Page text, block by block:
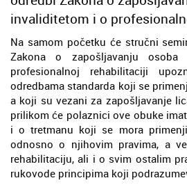
invaliditetom i o
Na samom početku će stručni
Zakona o zapošljavanju
profesionalnoj rehabilitaciji
odredbama standarda koji se
a koji su vezani za zapošljavanje
prilikom će polaznici ove obuke
i o tretmanu koji se mora
odnosno o njihovim pravima, a
rehabilitaciju, ali i o svim ostalim
rukovode principima koji